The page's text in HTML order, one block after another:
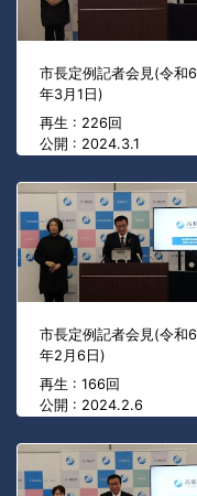
市長定例記者会見(令和6
年3月1日)
再生 : 226回
公開 : 2024.3.1
市長定例記者会見(令和6
年2月6日)
再生 : 166回
公開 : 2024.2.6